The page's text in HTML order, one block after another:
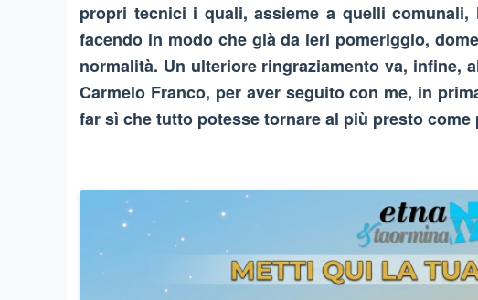
propri tecnici i quali, assieme a quelli
facendo in modo che già da ieri pomeriggio,
normalità. Un ulteriore ringraziamento va, infine,
Carmelo Franco, per aver seguito con me, in
far sì che tutto potesse tornare al più presto come